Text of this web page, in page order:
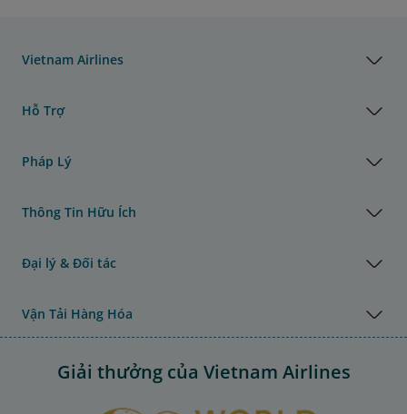
Vietnam Airlines
Hỗ Trợ
Pháp Lý
Thông Tin Hữu Ích
Đại lý & Đối tác
Vận Tải Hàng Hóa
Giải thưởng của Vietnam Airlines